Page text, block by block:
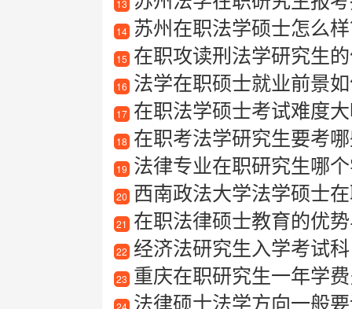
13
14 苏州在职法学硕士怎么样
15 在职攻读刑法学研究生
16 法学在职硕士就业前景
17 在职法学硕士考试难度
18 在职考法学研究生要考
19 法律专业在职研究生哪
20 西南政法大学法学硕士
21 在职法律硕士教育的优
22 经济法研究生入学考试
23 重庆在职研究生一年学
24 法律硕士法学方向一般